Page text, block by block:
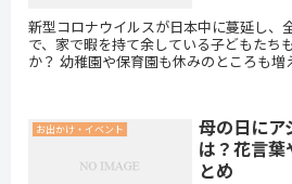
新型コロナウイルスが日本中に蔓延し、
で、家で暇を持て余している子どもたち
か？ 幼稚園や保育園も休みのところも増えてきましたね。 約1ヶ月
お出かけ・イベント
母の日にア
は？花言
とめ